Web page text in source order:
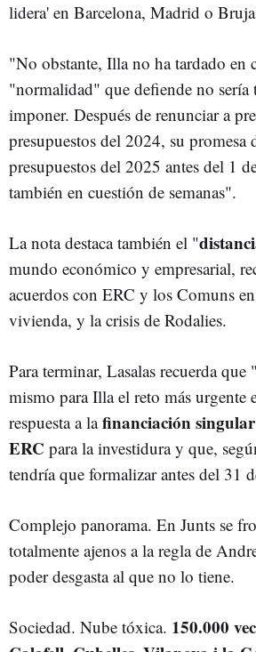
lidera' en Barcelona, Madrid o
"No obstante, Illa no ha tardado en
"normalidad" que defiende no sería
imponer. Después de renunciar a
presupuestos del 2024, su promesa
presupuestos del 2025 antes del 1
también en cuestión de semanas".
La nota destaca también el "
mundo económico y empresarial,
acuerdos con ERC y los Comuns
vivienda, y la crisis de Rodalies.
Para terminar, Lasalas recuerda
mismo para Illa el reto más urgente
respuesta a lafinanciación
ERC para la investidura y que,
tendría que formalizar antes del 31
Complejo panorama. En Junts se
totalmente ajenos a la regla de
poder desgasta al que no lo tiene.
Sociedad. Nube tóxica. 150.000